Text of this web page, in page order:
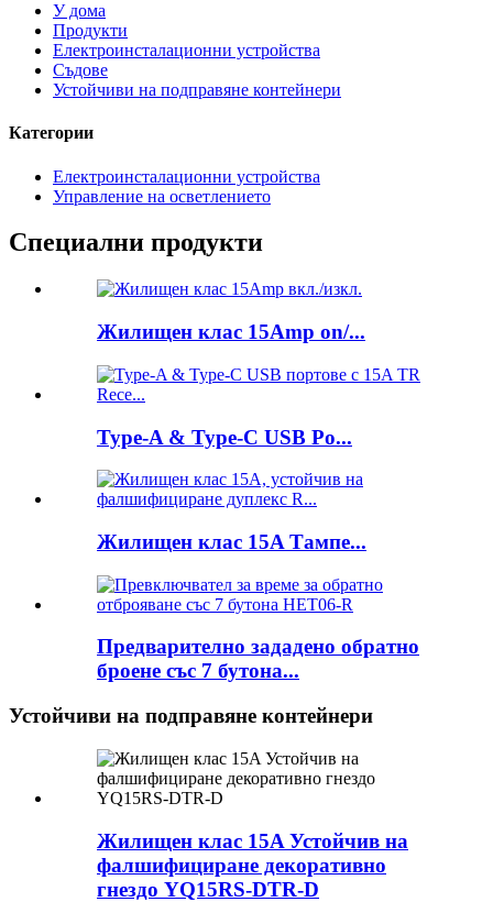
У дома
Продукти
Електроинсталационни устройства
Съдове
Устойчиви на подправяне контейнери
Категории
Електроинсталационни устройства
Управление на осветлението
Специални продукти
Жилищен клас 15Amp on/...
Type-A & Type-C USB Po...
Жилищен клас 15A Тампе...
Предварително зададено обратно
броене със 7 бутона...
Устойчиви на подправяне контейнери
Жилищен клас 15A Устойчив на
фалшифициране декоративно
гнездо YQ15RS-DTR-D